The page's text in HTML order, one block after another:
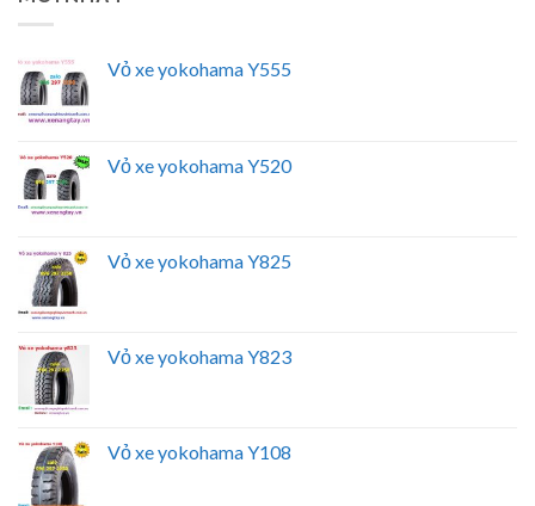
Vỏ xe yokohama Y555
Vỏ xe yokohama Y520
Vỏ xe yokohama Y825
Vỏ xe yokohama Y823
Vỏ xe yokohama Y108